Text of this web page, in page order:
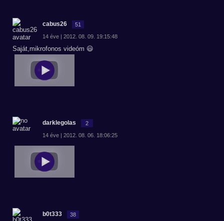
cabus26 51
14 éve | 2012. 08. 09. 19:15:48
Saját,mikrofonos videóm 😃
darklegolas 2
14 éve | 2012. 08. 06. 18:06:25
b0t333 38